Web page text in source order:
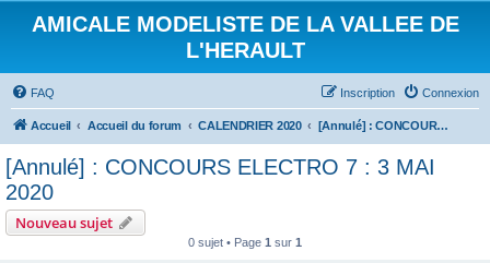
AMICALE MODELISTE DE LA VALLEE DE
L'HERAULT
FAQ Connexion
Inscription
Accueil Accueil du forum CALENDRIER 2020 [Annulé] : CONCOURS ELECTRO 7 : 3 MAI 2020
[Annulé] : CONCOURS ELECTRO 7 : 3 MAI
2020
Nouveau sujet
0 sujet • Page 1 sur 1